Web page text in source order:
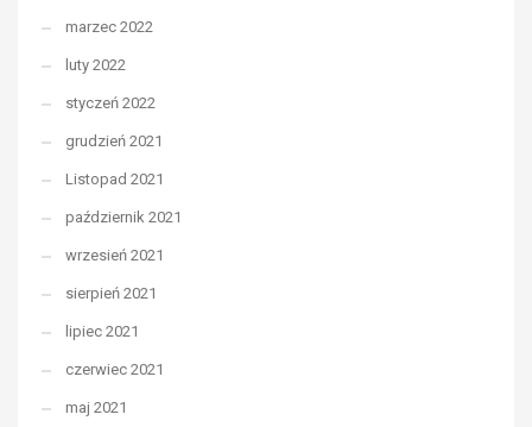
marzec 2022
luty 2022
styczeń 2022
grudzień 2021
Listopad 2021
październik 2021
wrzesień 2021
sierpień 2021
lipiec 2021
czerwiec 2021
maj 2021